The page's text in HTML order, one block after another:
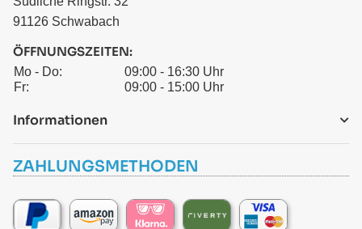
91126 Schwabach
ÖFFNUNGSZEITEN:
Mo - Do:
09:00 - 16:30 Uhr
Fr:
09:00 - 15:00 Uhr
Informationen
ZAHLUNGSMETHODEN